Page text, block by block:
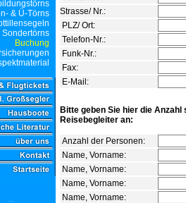
& Ü-Törns
Sondertörns
Buchung
Strasse/ Nr.:
PLZ/ Ort:
Telefon-Nr.:
Funk-Nr.:
Fax:
E-Mail:
Bitte geben Sie hier die Anzahl
Reisebegleiter an:
Anzahl der Personen:
Name, Vorname:
Name, Vorname:
Name, Vorname:
Name, Vorname: